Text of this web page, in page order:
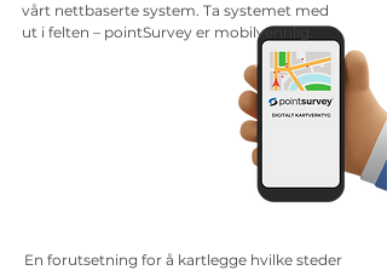
vårt nettbaserte system. Ta systemet med
ut i felten – pointSurvey er mobilvennlig.
En forutsetning for å kartlegge hvilke steder